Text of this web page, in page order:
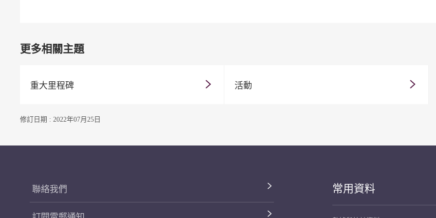
更多相關主題
重大里程碑 活動
修訂日期 : 2022年07月25日
聯絡我們 常用資料